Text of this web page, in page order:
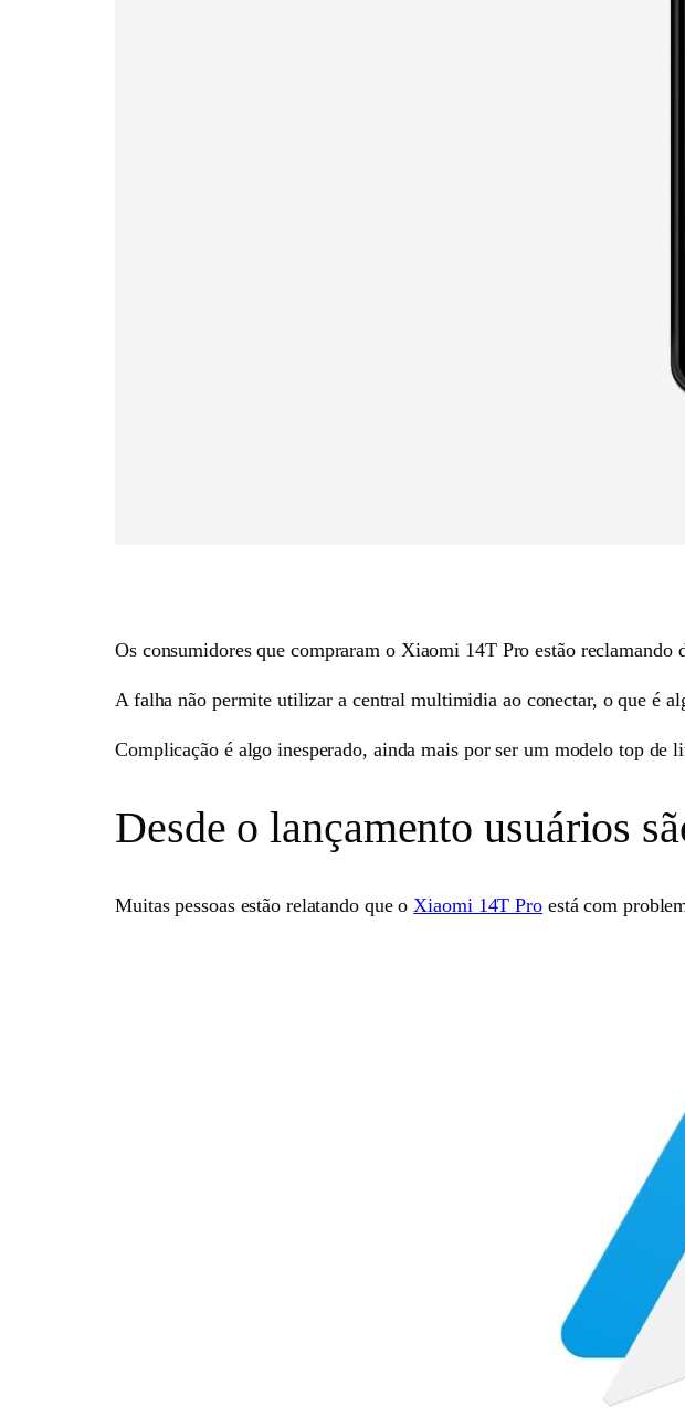
Os consumidores que compraram o Xiaomi 14T Pro estão
A falha não permite utilizar a central multimidia ao conectar, o que é
Complicação é algo inesperado, ainda mais por ser um modelo top de
Desde o lançamento usuários
Muitas pessoas estão relatando que o Xiaomi 14T Proestá com